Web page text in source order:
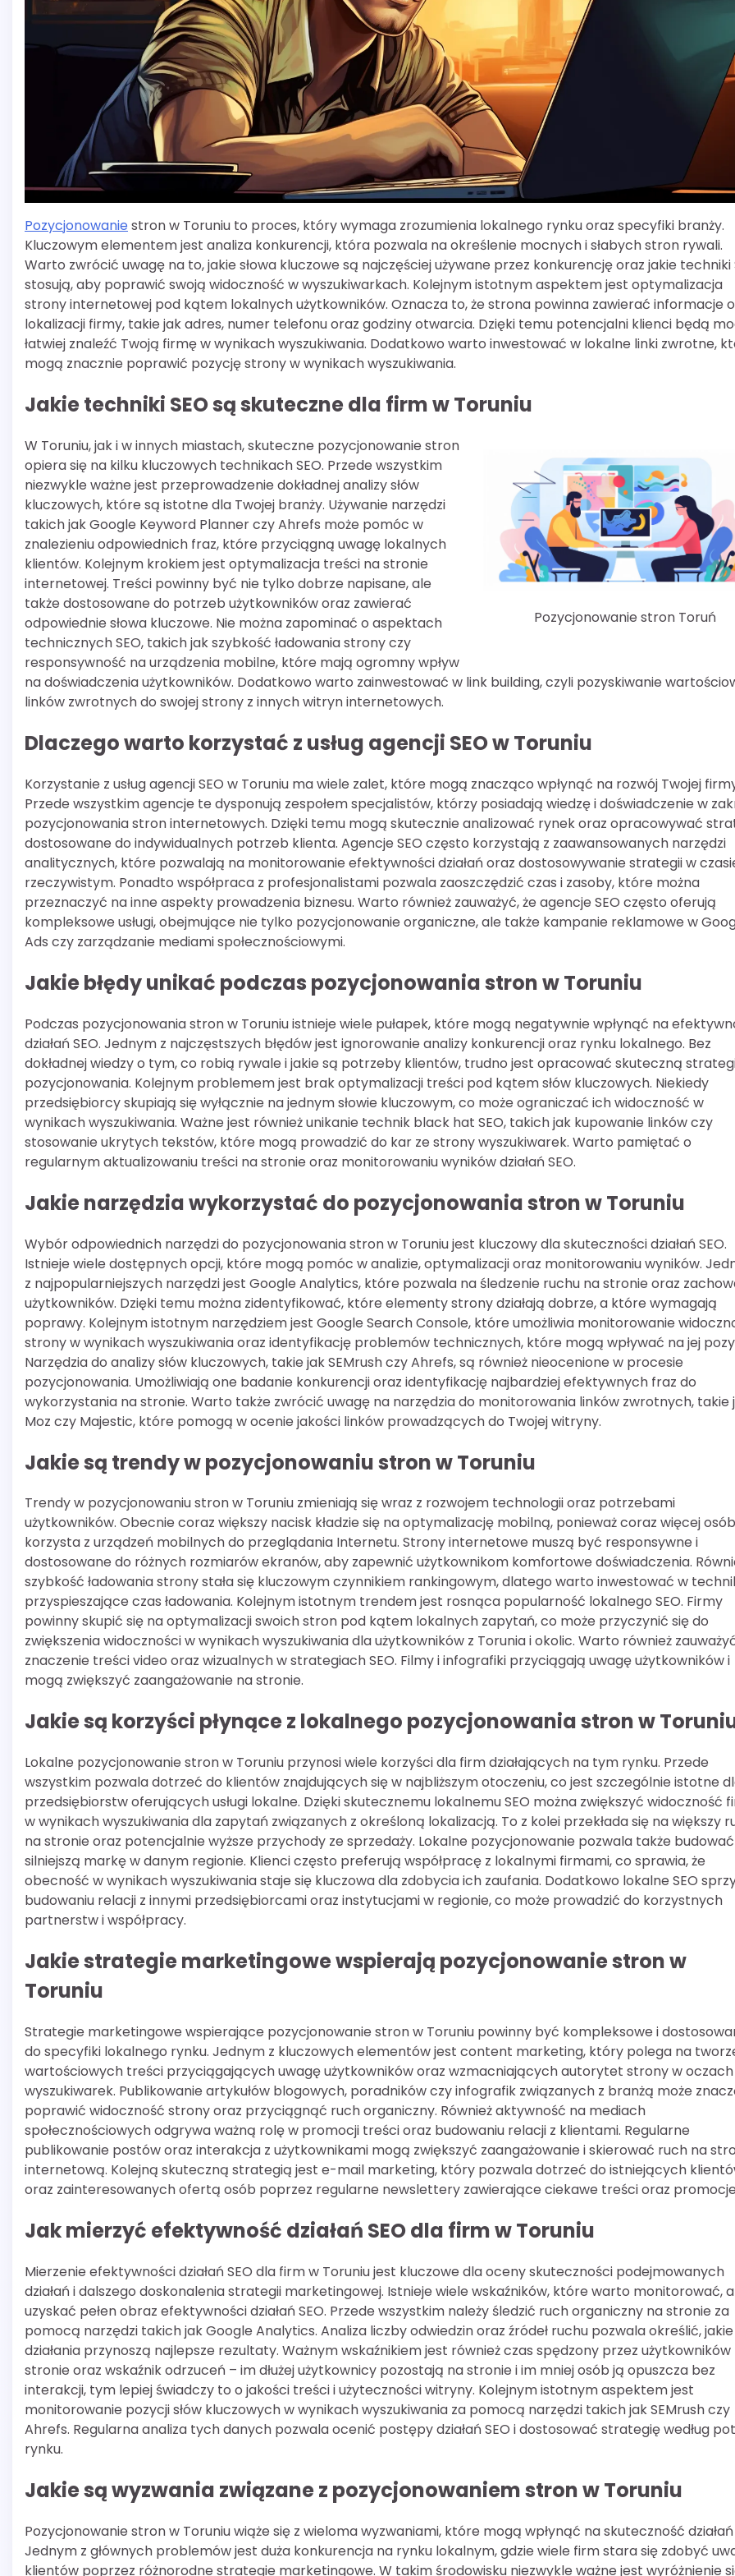
Pozycjonowanie stron w Toruniu to proces, który wymaga zrozumienia lokalnego rynku oraz specyfiki branży.
Kluczowym elementem jest analiza konkurencji, która pozwala na określenie mocnych i słabych stron rywali.
Warto zwrócić uwagę na to, jakie słowa kluczowe są najczęściej używane przez konkurencję oraz jakie techniki
stosują, aby poprawić swoją widoczność w wyszukiwarkach. Kolejnym istotnym aspektem jest optymalizacja
strony internetowej pod kątem lokalnych użytkowników. Oznacza to, że strona powinna zawierać informacje o
lokalizacji firmy, takie jak adres, numer telefonu oraz godziny otwarcia. Dzięki temu potencjalni klienci będą
łatwiej znaleźć Twoją firmę w wynikach wyszukiwania. Dodatkowo warto inwestować w lokalne linki zwrotne,
mogą znacznie poprawić pozycję strony w wynikach wyszukiwania.
Jakie techniki SEO są skuteczne dla firm w Toruniu
Pozycjonowanie stron Toruń
W Toruniu, jak i w innych miastach, skuteczne pozycjonowanie stron
opiera się na kilku kluczowych technikach SEO. Przede wszystkim
niezwykle ważne jest przeprowadzenie dokładnej analizy słów
kluczowych, które są istotne dla Twojej branży. Używanie narzędzi
takich jak Google Keyword Planner czy Ahrefs może pomóc w
znalezieniu odpowiednich fraz, które przyciągną uwagę lokalnych
klientów. Kolejnym krokiem jest optymalizacja treści na stronie
internetowej. Treści powinny być nie tylko dobrze napisane, ale
także dostosowane do potrzeb użytkowników oraz zawierać
odpowiednie słowa kluczowe. Nie można zapominać o aspektach
technicznych SEO, takich jak szybkość ładowania strony czy
responsywność na urządzenia mobilne, które mają ogromny wpływ
na doświadczenia użytkowników. Dodatkowo warto zainwestować w link building, czyli pozyskiwanie
linków zwrotnych do swojej strony z innych witryn internetowych.
Dlaczego warto korzystać z usług agencji SEO w Toruniu
Korzystanie z usług agencji SEO w Toruniu ma wiele zalet, które mogą znacząco wpłynąć na rozwój Twojej
Przede wszystkim agencje te dysponują zespołem specjalistów, którzy posiadają wiedzę i doświadczenie w
pozycjonowania stron internetowych. Dzięki temu mogą skutecznie analizować rynek oraz opracowywać
dostosowane do indywidualnych potrzeb klienta. Agencje SEO często korzystają z zaawansowanych narzędzi
analitycznych, które pozwalają na monitorowanie efektywności działań oraz dostosowywanie strategii w
rzeczywistym. Ponadto współpraca z profesjonalistami pozwala zaoszczędzić czas i zasoby, które można
przeznaczyć na inne aspekty prowadzenia biznesu. Warto również zauważyć, że agencje SEO często oferują
kompleksowe usługi, obejmujące nie tylko pozycjonowanie organiczne, ale także kampanie reklamowe w
Ads czy zarządzanie mediami społecznościowymi.
Jakie błędy unikać podczas pozycjonowania stron w Toruniu
Podczas pozycjonowania stron w Toruniu istnieje wiele pułapek, które mogą negatywnie wpłynąć na
działań SEO. Jednym z najczęstszych błędów jest ignorowanie analizy konkurencji oraz rynku lokalnego. Bez
dokładnej wiedzy o tym, co robią rywale i jakie są potrzeby klientów, trudno jest opracować skuteczną
pozycjonowania. Kolejnym problemem jest brak optymalizacji treści pod kątem słów kluczowych. Niekiedy
przedsiębiorcy skupiają się wyłącznie na jednym słowie kluczowym, co może ograniczać ich widoczność w
wynikach wyszukiwania. Ważne jest również unikanie technik black hat SEO, takich jak kupowanie linków czy
stosowanie ukrytych tekstów, które mogą prowadzić do kar ze strony wyszukiwarek. Warto pamiętać o
regularnym aktualizowaniu treści na stronie oraz monitorowaniu wyników działań SEO.
Jakie narzędzia wykorzystać do pozycjonowania stron w Toruniu
Wybór odpowiednich narzędzi do pozycjonowania stron w Toruniu jest kluczowy dla skuteczności działań SEO.
Istnieje wiele dostępnych opcji, które mogą pomóc w analizie, optymalizacji oraz monitorowaniu wyników.
z najpopularniejszych narzędzi jest Google Analytics, które pozwala na śledzenie ruchu na stronie oraz
użytkowników. Dzięki temu można zidentyfikować, które elementy strony działają dobrze, a które wymagają
poprawy. Kolejnym istotnym narzędziem jest Google Search Console, które umożliwia monitorowanie
strony w wynikach wyszukiwania oraz identyfikację problemów technicznych, które mogą wpływać na jej
Narzędzia do analizy słów kluczowych, takie jak SEMrush czy Ahrefs, są również nieocenione w procesie
pozycjonowania. Umożliwiają one badanie konkurencji oraz identyfikację najbardziej efektywnych fraz do
wykorzystania na stronie. Warto także zwrócić uwagę na narzędzia do monitorowania linków zwrotnych, takie
Moz czy Majestic, które pomogą w ocenie jakości linków prowadzących do Twojej witryny.
Jakie są trendy w pozycjonowaniu stron w Toruniu
Trendy w pozycjonowaniu stron w Toruniu zmieniają się wraz z rozwojem technologii oraz potrzebami
użytkowników. Obecnie coraz większy nacisk kładzie się na optymalizację mobilną, ponieważ coraz więcej osób
korzysta z urządzeń mobilnych do przeglądania Internetu. Strony internetowe muszą być responsywne i
dostosowane do różnych rozmiarów ekranów, aby zapewnić użytkownikom komfortowe doświadczenia.
szybkość ładowania strony stała się kluczowym czynnikiem rankingowym, dlatego warto inwestować w
przyspieszające czas ładowania. Kolejnym istotnym trendem jest rosnąca popularność lokalnego SEO. Firmy
powinny skupić się na optymalizacji swoich stron pod kątem lokalnych zapytań, co może przyczynić się do
zwiększenia widoczności w wynikach wyszukiwania dla użytkowników z Torunia i okolic. Warto również
znaczenie treści video oraz wizualnych w strategiach SEO. Filmy i infografiki przyciągają uwagę użytkowników i
mogą zwiększyć zaangażowanie na stronie.
Jakie są korzyści płynące z lokalnego pozycjonowania stron w
Lokalne pozycjonowanie stron w Toruniu przynosi wiele korzyści dla firm działających na tym rynku. Przede
wszystkim pozwala dotrzeć do klientów znajdujących się w najbliższym otoczeniu, co jest szczególnie istotne
przedsiębiorstw oferujących usługi lokalne. Dzięki skutecznemu lokalnemu SEO można zwiększyć widoczność
w wynikach wyszukiwania dla zapytań związanych z określoną lokalizacją. To z kolei przekłada się na większy
na stronie oraz potencjalnie wyższe przychody ze sprzedaży. Lokalne pozycjonowanie pozwala także budować
silniejszą markę w danym regionie. Klienci często preferują współpracę z lokalnymi firmami, co sprawia, że
obecność w wynikach wyszukiwania staje się kluczowa dla zdobycia ich zaufania. Dodatkowo lokalne SEO
budowaniu relacji z innymi przedsiębiorcami oraz instytucjami w regionie, co może prowadzić do korzystnych
partnerstw i współpracy.
Jakie strategie marketingowe wspierają pozycjonowanie stron w
Toruniu
Strategie marketingowe wspierające pozycjonowanie stron w Toruniu powinny być kompleksowe i
do specyfiki lokalnego rynku. Jednym z kluczowych elementów jest content marketing, który polega na
wartościowych treści przyciągających uwagę użytkowników oraz wzmacniających autorytet strony w oczach
wyszukiwarek. Publikowanie artykułów blogowych, poradników czy infografik związanych z branżą może
poprawić widoczność strony oraz przyciągnąć ruch organiczny. Również aktywność na mediach
społecznościowych odgrywa ważną rolę w promocji treści oraz budowaniu relacji z klientami. Regularne
publikowanie postów oraz interakcja z użytkownikami mogą zwiększyć zaangażowanie i skierować ruch na
internetową. Kolejną skuteczną strategią jest e-mail marketing, który pozwala dotrzeć do istniejących
oraz zainteresowanych ofertą osób poprzez regularne newslettery zawierające ciekawe treści oraz
Jak mierzyć efektywność działań SEO dla firm w Toruniu
Mierzenie efektywności działań SEO dla firm w Toruniu jest kluczowe dla oceny skuteczności podejmowanych
działań i dalszego doskonalenia strategii marketingowej. Istnieje wiele wskaźników, które warto monitorować,
uzyskać pełen obraz efektywności działań SEO. Przede wszystkim należy śledzić ruch organiczny na stronie za
pomocą narzędzi takich jak Google Analytics. Analiza liczby odwiedzin oraz źródeł ruchu pozwala określić, jakie
działania przynoszą najlepsze rezultaty. Ważnym wskaźnikiem jest również czas spędzony przez użytkowników
stronie oraz wskaźnik odrzuceń – im dłużej użytkownicy pozostają na stronie i im mniej osób ją opuszcza bez
interakcji, tym lepiej świadczy to o jakości treści i użyteczności witryny. Kolejnym istotnym aspektem jest
monitorowanie pozycji słów kluczowych w wynikach wyszukiwania za pomocą narzędzi takich jak SEMrush czy
Ahrefs. Regularna analiza tych danych pozwala ocenić postępy działań SEO i dostosować strategię według
rynku.
Jakie są wyzwania związane z pozycjonowaniem stron w Toruniu
Pozycjonowanie stron w Toruniu wiąże się z wieloma wyzwaniami, które mogą wpłynąć na skuteczność działań
Jednym z głównych problemów jest duża konkurencja na rynku lokalnym, gdzie wiele firm stara się zdobyć
klientów poprzez różnorodne strategie marketingowe. W takim środowisku niezwykle ważne jest wyróżnienie